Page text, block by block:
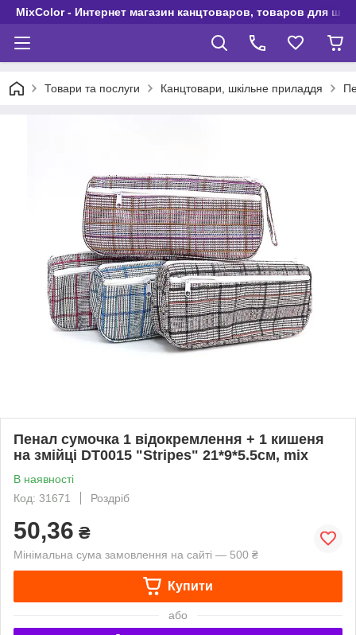
MixColor - Интернет магазин канцтоваров, товаров для
Товари та послуги Канцтовари, шкільне приладдя
Пенал сумочка 1 відокремлення + 1 кишеня
на змійці DT0015 "Stripes" 21*9*5.5см, mix
В наявності
Код: 31671
Роздріб
50,36 ₴
Мінімальна сума замовлення на сайті — 500 ₴
Купити
або